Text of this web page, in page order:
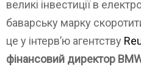
великі інвестиції в
баварську марку
це у інтерв’ю агентству
фінансовий директор